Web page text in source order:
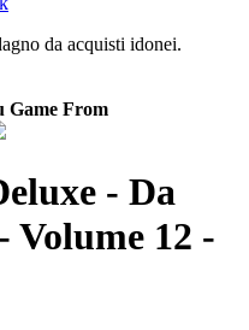
da acquisti idonei.
Game From
- Da
Volume 12 -